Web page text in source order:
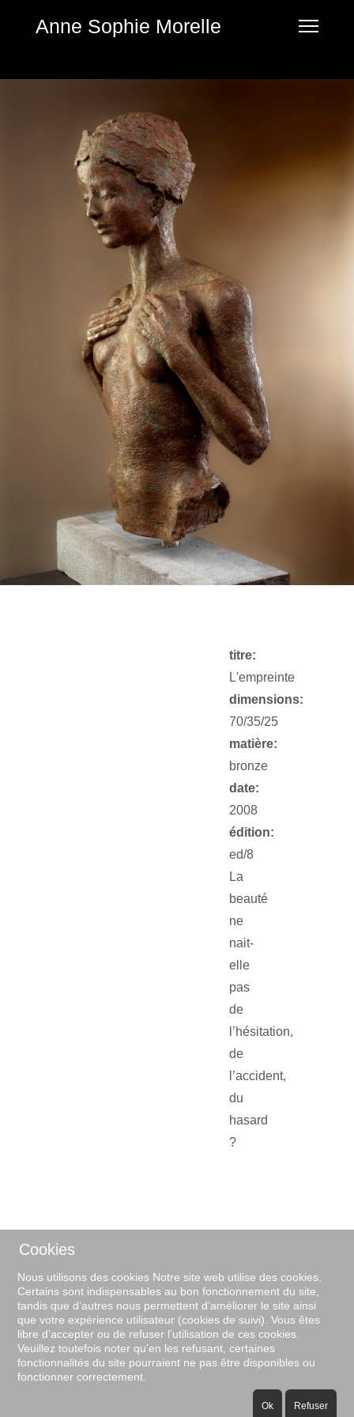
Anne Sophie Morelle
titre:
L'empreinte
dimensions:
70/35/25
matière:
bronze
date:
2008
édition:
ed/8
La
beauté
ne
nait-
elle
pas
de
l’hésitation,
de
l’accident,
du
hasard
?
Cookies
Nous utilisons des cookies Notre site web utilise des cookies.
Certains sont indispensables au bon fonctionnement du site,
tandis que d’autres nous permettent d’améliorer le site ainsi
que votre expérience utilisateur (cookies de suivi). Vous êtes
libre d’accepter ou de refuser l’utilisation de ces cookies.
Veuillez toutefois noter qu’en les refusant, certaines
fonctionnalités du site pourraient ne pas être disponibles ou
fonctionner correctement.
Ok Refuser